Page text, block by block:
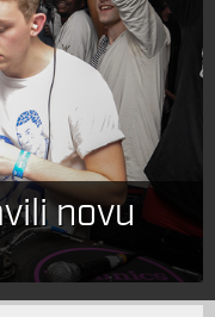
novu